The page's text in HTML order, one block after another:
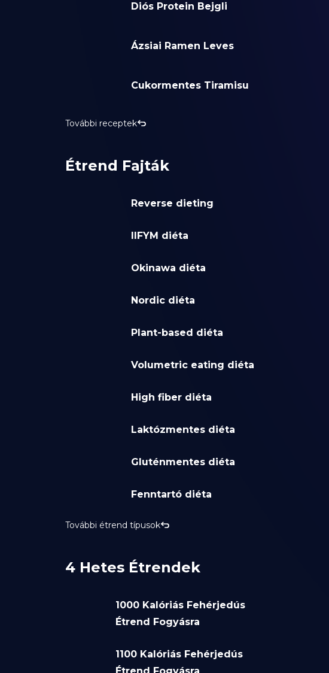
Diós Protein Bejgli
Ázsiai Ramen Leves
Cukormentes Tiramisu
További receptek
Étrend Fajták
Reverse dieting
IIFYM diéta
Okinawa diéta
Nordic diéta
Plant-based diéta
Volumetric eating diéta
High fiber diéta
Laktózmentes diéta
Gluténmentes diéta
Fenntartó diéta
További étrend típusok
4 Hetes Étrendek
1000 Kalóriás Fehérjedús
Étrend Fogyásra
1100 Kalóriás Fehérjedús